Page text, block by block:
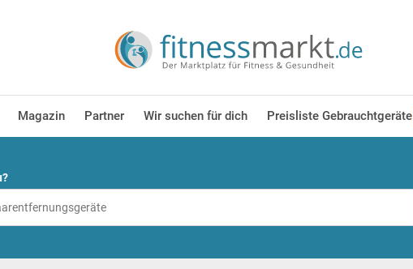
Magazin Partner Wir suchen für dich Preisliste Gebrauchtgeräte